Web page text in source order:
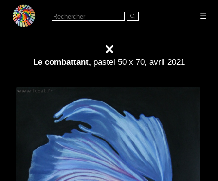
☰
Le combattant, pastel 50 x 70, avril 2021